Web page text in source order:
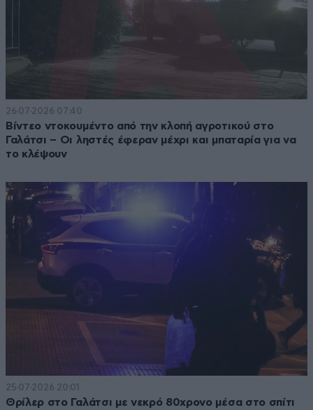
26·07·2026 07:40
Βίντεο ντοκουμέντο από την κλοπή αγροτικού στο
Γαλάτσι – Οι ληστές έφεραν μέχρι και μπαταρία για να
το κλέψουν
25·07·2026 20:01
Θρίλερ στο Γαλάτσι με νεκρό 80χρονο μέσα στο σπίτι